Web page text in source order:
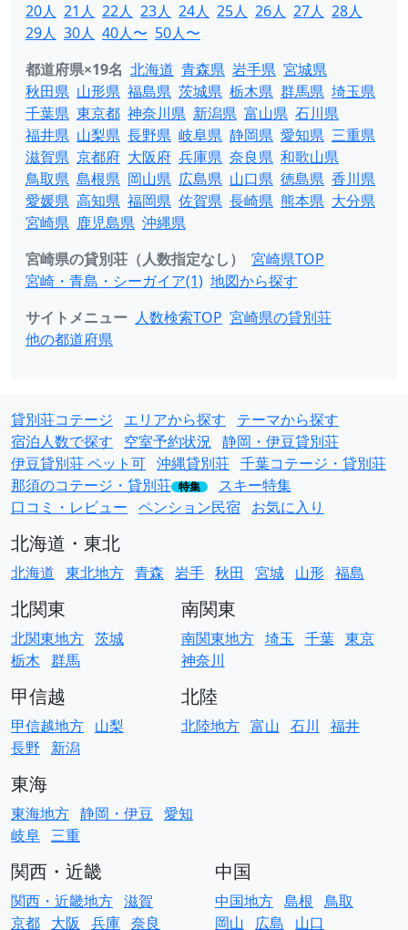
20人 21人 22人 23人 24人 25人 26人 27人 28人
29人 30人 40人〜 50人〜
都道府県×19名 北海道 青森県 岩手県 宮城県
秋田県 山形県 福島県 茨城県 栃木県 群馬県 埼玉県
千葉県 東京都 神奈川県 新潟県 富山県 石川県
福井県 山梨県 長野県 岐阜県 静岡県 愛知県 三重県
滋賀県 京都府 大阪府 兵庫県 奈良県 和歌山県
鳥取県 島根県 岡山県 広島県 山口県 徳島県 香川県
愛媛県 高知県 福岡県 佐賀県 長崎県 熊本県 大分県
宮崎県 鹿児島県 沖縄県
宮崎県の貸別荘（人数指定なし）
宮崎県TOP
宮崎・青島・シーガイア(1) 地図から探す
サイトメニュー 人数検索TOP 宮崎県の貸別荘
他の都道府県
貸別荘コテージ エリアから探す
テーマから探す
宿泊人数で探す
空室予約状況 静岡・伊豆貸別荘
伊豆貸別荘 ペット可 沖縄貸別荘 千葉コテージ・貸別荘
那須のコテージ・貸別荘 特集
スキー特集
口コミ・レビュー ペンション民宿 お気に入り
北海道・東北
北海道 東北地方 青森 岩手 秋田 宮城 山形 福島
北関東
北関東地方 茨城
栃木 群馬
南関東
南関東地方 埼玉 千葉 東京
神奈川
甲信越
甲信越地方 山梨
長野
新潟
北陸
北陸地方 富山 石川 福井
東海
東海地方 静岡・伊豆 愛知
岐阜 三重
関西・近畿
関西・近畿地方 滋賀
京都 大阪 兵庫 奈良
中国
中国地方 島根 鳥取
岡山
広島 山口